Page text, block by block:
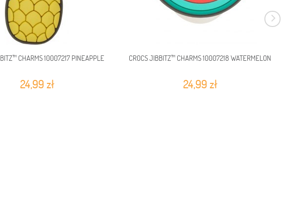
CHARMS 10007217 PINEAPPLE
24,99 zł
CROCS JIBBITZ™ CHARMS 10007218 WATERMELON
24,99 zł